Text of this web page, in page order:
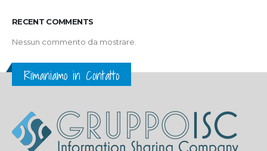
RECENT COMMENTS
Nessun commento da mostrare.
Rimaniamo in Contatto